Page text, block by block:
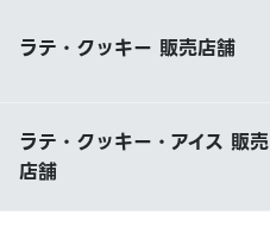
ラテ・クッキー 販売店舗
ラテ・クッキー・アイス 販売
店舗